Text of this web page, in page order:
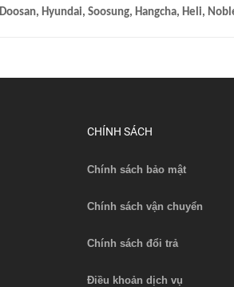
Hyundai, Soosung, Hangcha, Heli,
CHÍNH SÁCH
Chính sách bảo mật
Chính sách vận chuyển
Chính sách đổi trả
Điều khoản dịch vụ